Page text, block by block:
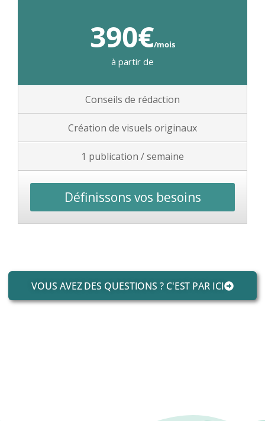
390€/mois
à partir de
Conseils de rédaction
Création de visuels originaux
1 publication / semaine
Définissons vos besoins
VOUS AVEZ DES QUESTIONS ? C'EST PAR ICI